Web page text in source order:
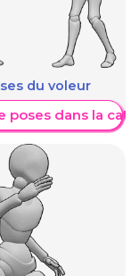
du voleur
poses dans la